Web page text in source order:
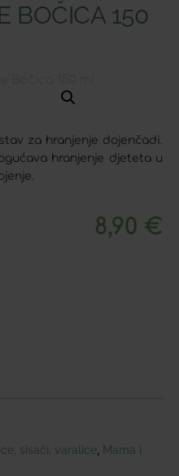
BOČICA 150
za hranjenje dojenčadi.
hranjenje djeteta u
8,90 €
sisači, varalice Mama i